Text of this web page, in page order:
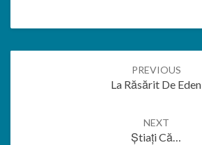
PREVIOUS
La Răsărit De Eden
NEXT
Știați Că…